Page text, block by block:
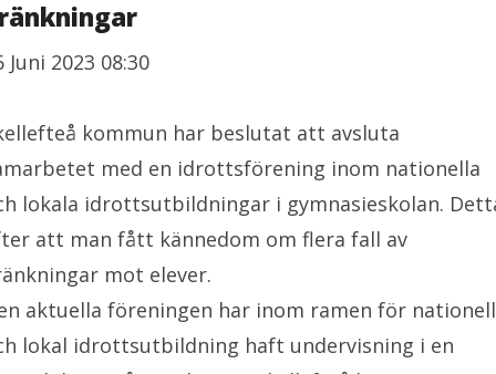
Juni 2023 08:30
kommun har beslutat att avsluta
med en idrottsförening inom nationella
lokala idrottsutbildningar i gymnasieskolan.
att man fått kännedom om flera fall av
mot elever.
aktuella föreningen har inom ramen för nationell
lokal idrottsutbildning haft undervisning i en